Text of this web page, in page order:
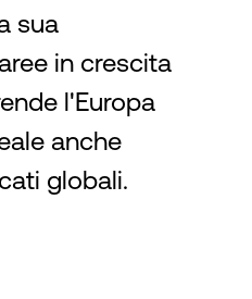
sua
in crescita
l'Europa
anche
globali.